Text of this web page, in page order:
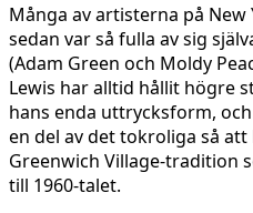
Många av artisterna på
sedan var så fulla av sig
(Adam Green och Moldy
Lewis har alltid hållit högre
hans enda uttrycksform,
en del av det tokroliga så
Greenwich Village-tradition
till 1960-talet.